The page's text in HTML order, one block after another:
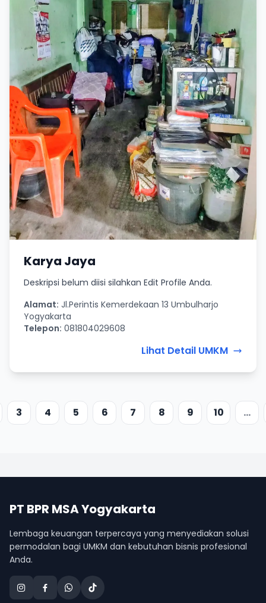
Karya Jaya
Deskripsi belum diisi silahkan Edit Profile Anda.
Alamat: Jl.Perintis Kemerdekaan 13 Umbulharjo
Yogyakarta
Telepon: 081804029608
Lihat Detail UMKM
3 4 5 6 7 8 9 10 ...
PT BPR MSA Yogyakarta
Lembaga keuangan terpercaya yang menyediakan solusi
permodalan bagi UMKM dan kebutuhan bisnis profesional
Anda.